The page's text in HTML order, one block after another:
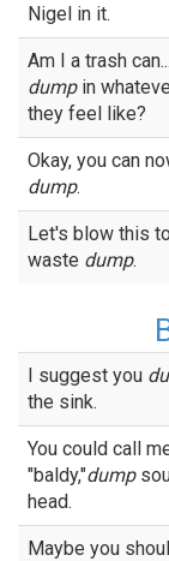
Nigel in it.
Am I a trash
dumpin
they feel like?
Okay, you can
dump.
Let's blow this
waste dump.
I suggest you
the sink.
You could call
"baldy,"dump
head.
Maybe you